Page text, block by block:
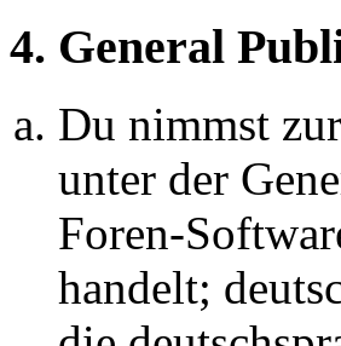
4. General
Du nimmst
unter der
Foren-
handelt;